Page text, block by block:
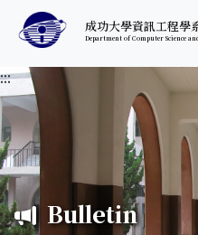
跳至中央內容區塊
成功大學資訊工程學
Department of Computer Science
:::
Bulletin